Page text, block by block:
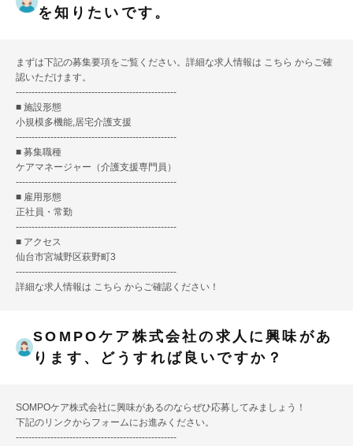
を知りたいです。
まずは下記の募集要項をご覧ください。詳細な求人情報は こちら からご確
認いただけます。
---------------------------------------------------
■ 施設形態
小規模多機能,居宅介護支援
---------------------------------------------------
■ 募集職種
ケアマネージャー（介護支援専門員）
---------------------------------------------------
■ 雇用形態
正社員・常勤
---------------------------------------------------
■ アクセス
仙台市宮城野区萩野町3
---------------------------------------------------
詳細な求人情報は こちら からご確認ください！
SOMPOケア株式会社の求人に興味があ
ります、どうすれば良いですか？
SOMPOケア株式会社に興味があるのならぜひ応募してみましょう！
下記のリンクからフォームにお進みください。
---------------------------------------------------